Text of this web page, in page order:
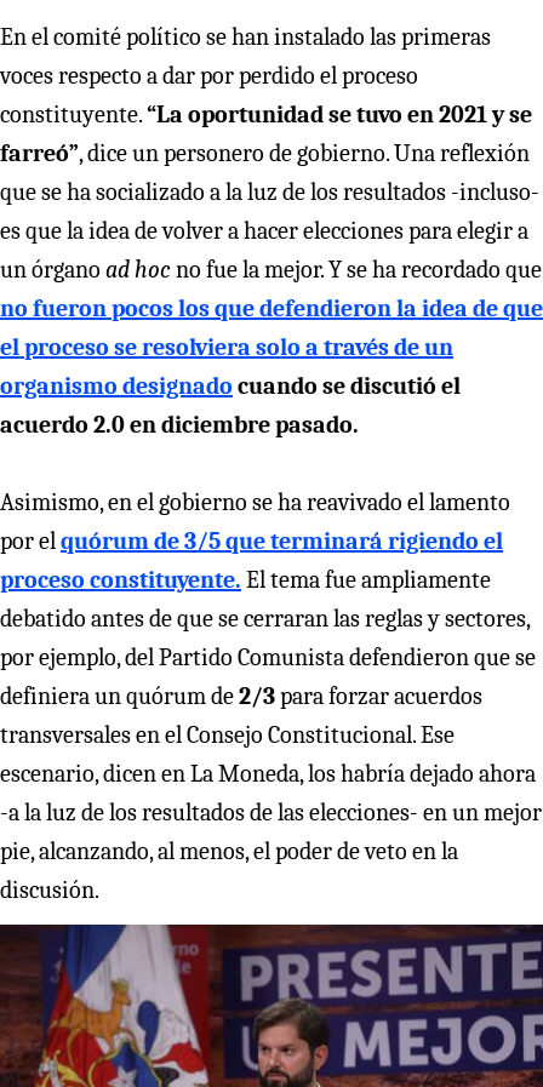
En el comité político se han instalado las primeras
voces respecto a dar por perdido el proceso
constituyente.“La oportunidad se tuvo en 2021 y se
farreó”, dice un personero de gobierno. Una reflexión
que se ha socializado a la luz de los resultados -incluso-
es que la idea de volver a hacer elecciones para elegir a
un órgano ad hocno fue la mejor. Y se ha recordado que
no fueron pocos los que defendieron la idea de que
el proceso se resolviera solo a través de un
organismo designado cuando se discutió el
acuerdo 2.0 en diciembre pasado.
Asimismo, en el gobierno se ha reavivado el lamento
por elquórum de 3/5 que terminará rigiendo el
proceso constituyente. El tema fue ampliamente
debatido antes de que se cerraran las reglas y sectores,
por ejemplo, del Partido Comunista defendieron que se
definiera un quórum de2/3para forzar acuerdos
transversales en el Consejo Constitucional. Ese
escenario, dicen en La Moneda, los habría dejado ahora
-a la luz de los resultados de las elecciones- en un mejor
pie, alcanzando, al menos, el poder de veto en la
discusión.